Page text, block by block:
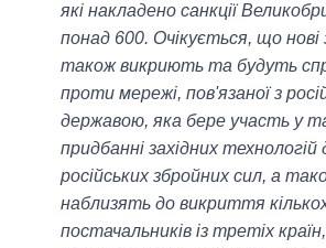
які накладено санкції
понад 600. Очікується, що нові
також викриють та будуть
проти мережі, пов'язаної з
державою, яка бере участь у
придбанні західних технологій
російських збройних сил, а
наблизять до викриття
постачальників із третіх країн,